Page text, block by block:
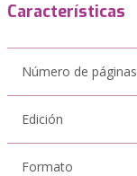
Características
Número de páginas
Edición
Formato